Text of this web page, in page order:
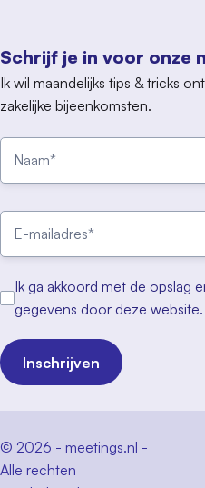
Schrijf je in voor onze
Ik wil maandelijks tips & tricks
zakelijke bijeenkomsten.
Ik ga akkoord met de opslag
gegevens door deze website.
Inschrijven
© 2026 - meetings.nl -
Alle rechten